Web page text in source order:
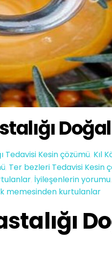
Tedavisi Kesin çözümü, Kıl
Ter bezleri Tedavisi Kesin
, İyileşenlerin yorumu,
memesinden kurtulanlar